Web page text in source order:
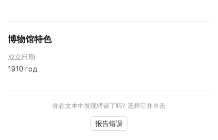
博物馆特色
成立日期
1910 год
你在文本中发现错误了吗? 选择它并单击
报告错误